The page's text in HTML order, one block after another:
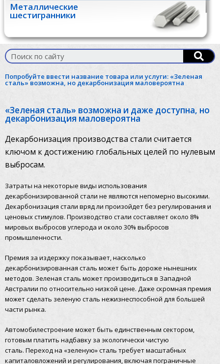
Металлические
шестигранники
Попробуйте ввести название товара или услуги: «Зеленая
сталь» возможна, но декарбонизация маловероятна
«Зеленая сталь» возможна и даже доступна, но
декарбонизация маловероятна
Декарбонизация производства стали считается
ключом к достижению глобальных целей по нулевым
выбросам.
Затраты на некоторые виды использования
декарбонизированной стали не являются непомерно высокими.
Декарбонизация стали вряд ли произойдет без регулирования и
ценовых стимулов. Производство стали составляет около 8%
мировых выбросов углерода и около 30% выбросов
промышленности.
Премия за издержку показывает, насколько
декарбонизированная сталь может быть дороже нынешних
методов. Зеленая сталь может производиться в Западной
Австралии по относительно низкой цене. Даже скромная премия
может сделать зеленую сталь нежизнеспособной для большей
части рынка.
Автомобилестроение может быть единственным сектором,
готовым платить надбавку за экологически чистую
сталь. Переход на «зеленую» сталь требует масштабных
капиталовложений и регулирования, включая пограничные